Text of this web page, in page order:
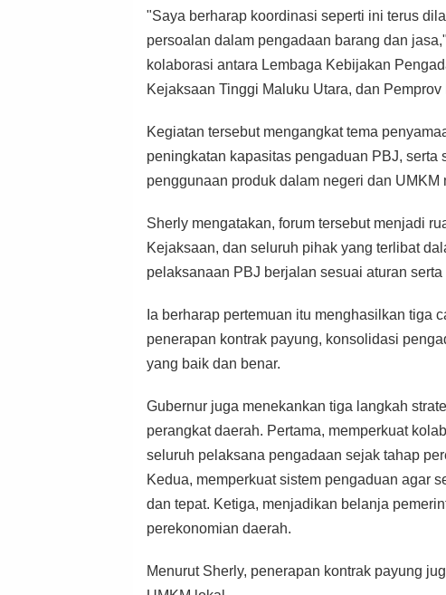
"Saya berharap koordinasi seperti ini terus
persoalan dalam pengadaan barang dan
kolaborasi antara Lembaga Kebijakan
Kejaksaan Tinggi Maluku Utara, dan
Kegiatan tersebut mengangkat tema
peningkatan kapasitas pengaduan PBJ, serta
penggunaan produk dalam negeri dan
Sherly mengatakan, forum tersebut menjadi
Kejaksaan, dan seluruh pihak yang terlibat
pelaksanaan PBJ berjalan sesuai aturan
Ia berharap pertemuan itu menghasilkan tiga
penerapan kontrak payung, konsolidasi
yang baik dan benar.
Gubernur juga menekankan tiga langkah
perangkat daerah. Pertama, memperkuat
seluruh pelaksana pengadaan sejak tahap
Kedua, memperkuat sistem pengaduan agar
dan tepat. Ketiga, menjadikan belanja
perekonomian daerah.
Menurut Sherly, penerapan kontrak payung